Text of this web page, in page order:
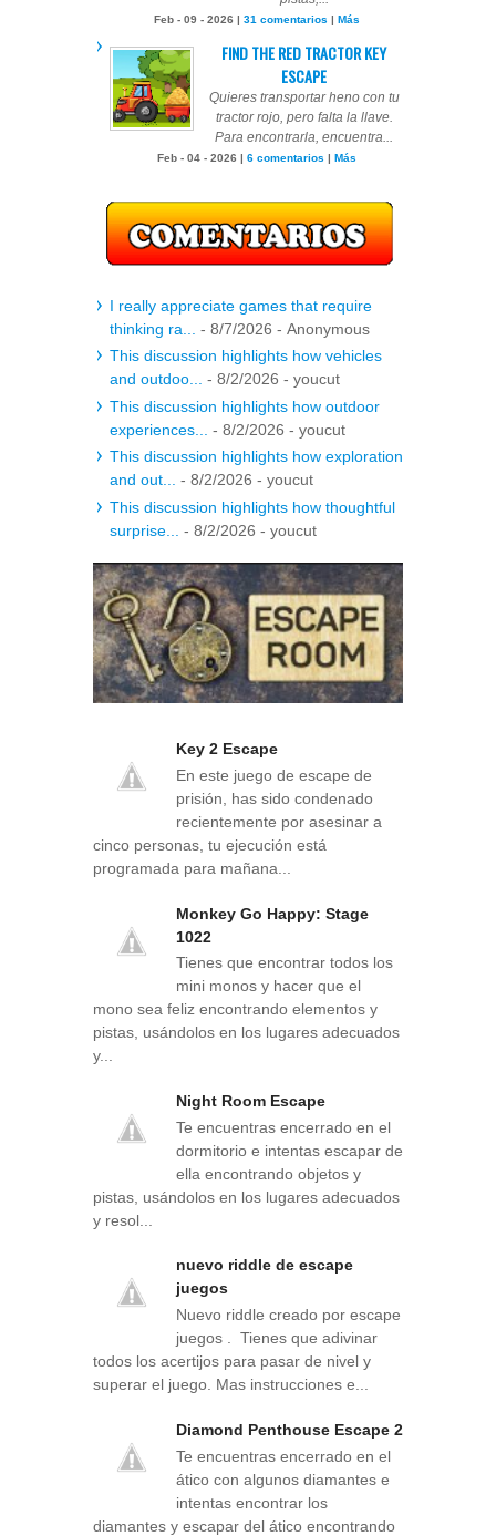
Feb - 09 - 2026 | 31 comentarios | Más
FIND THE RED TRACTOR KEY
ESCAPE
Quieres transportar heno con tu
tractor rojo, pero falta la llave.
Para encontrarla, encuentra...
Feb - 04 - 2026 | 6 comentarios | Más
I really appreciate games that require
thinking ra...
- 8/7/2026 - Anonymous
This discussion highlights how vehicles
and outdoo...
- 8/2/2026 - youcut
This discussion highlights how outdoor
experiences...
- 8/2/2026 - youcut
This discussion highlights how exploration
and out...
- 8/2/2026 - youcut
This discussion highlights how thoughtful
surprise...
- 8/2/2026 - youcut
Key 2 Escape
En este juego de escape de
prisión, has sido condenado
recientemente por asesinar a
cinco personas, tu ejecución está
programada para mañana...
Monkey Go Happy: Stage
1022
Tienes que encontrar todos los
mini monos y hacer que el
mono sea feliz encontrando elementos y
pistas, usándolos en los lugares adecuados
y...
Night Room Escape
Te encuentras encerrado en el
dormitorio e intentas escapar de
ella encontrando objetos y
pistas, usándolos en los lugares adecuados
y resol...
nuevo riddle de escape
juegos
Nuevo riddle creado por escape
juegos . Tienes que adivinar
todos los acertijos para pasar de nivel y
superar el juego. Mas instrucciones e...
Diamond Penthouse Escape 2
Te encuentras encerrado en el
ático con algunos diamantes e
intentas encontrar los
diamantes y escapar del ático encontrando